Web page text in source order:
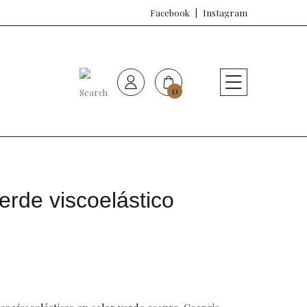
Facebook Instagram
0
Sujetadores
viscoelástico